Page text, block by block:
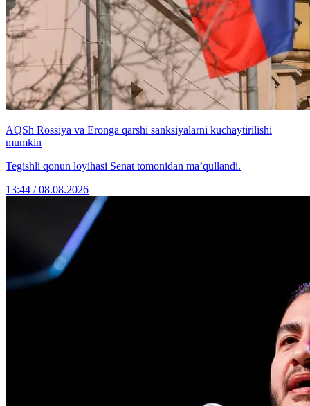
AQSh Rossiya va Eronga qarshi sanksiyalarni kuchaytirilishi
mumkin
Tegishli qonun loyihasi Senat tomonidan ma’qullandi.
13:44 / 08.08.2026